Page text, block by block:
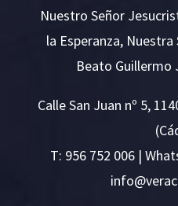
Nuestro Señor
la Esperanza,
Beato Guillermo
Calle San Juan nº 5,
T: 956 752 006 |
v@ofn
i